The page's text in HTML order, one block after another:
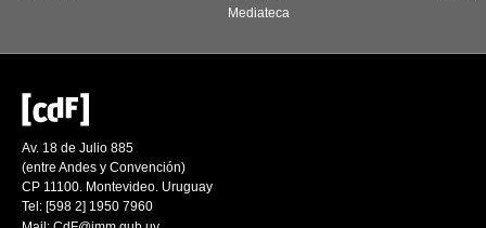
Mediateca
Av. 18 de Julio 885
(entre Andes y Convención)
CP 11100. Montevideo. Uruguay
Tel: [598 2] 1950 7960